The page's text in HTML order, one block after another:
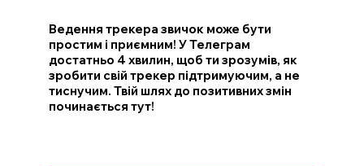
Ведення трекера звичок може бути
простим і приємним! У Телеграм
достатньо 4 хвилин, щоб ти зрозумів, як
зробити свій трекер підтримуючим, а не
тиснучим. Твій шлях до позитивних змін
починається тут!